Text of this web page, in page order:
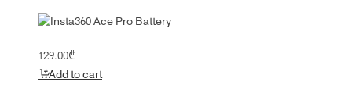
129.00₾
Add to cart